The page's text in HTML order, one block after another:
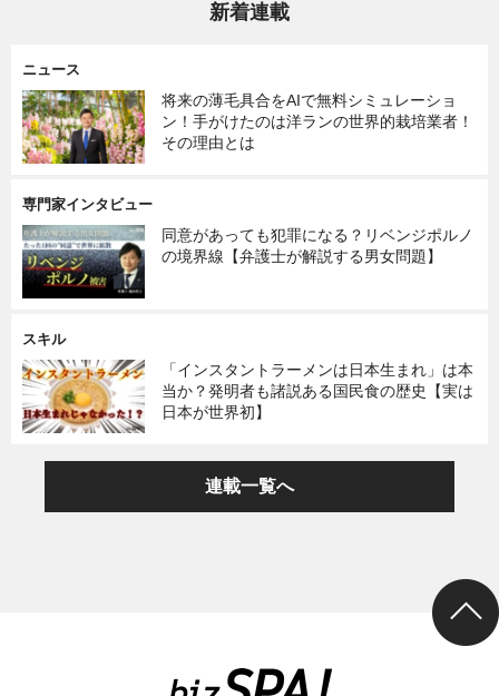
新着連載
ニュース
将来の薄毛具合をAIで無料シミュレーショ
ン！手がけたのは洋ランの世界的栽培業者！
その理由とは
専門家インタビュー
同意があっても犯罪になる？リベンジポルノ
の境界線【弁護士が解説する男女問題】
スキル
「インスタントラーメンは日本生まれ」は本
当か？発明者も諸説ある国民食の歴史【実は
日本が世界初】
連載一覧へ